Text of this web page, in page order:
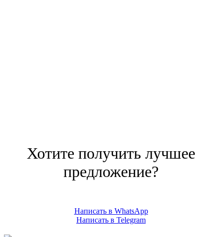
Хотите получить лучшее
предложение?
Написать в WhatsApp
Написать в Telegram